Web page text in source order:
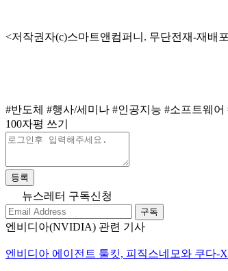
<저작권자(c)스마트앤컴퍼니. 무단전재-재배
#반도체 #행사/세미나 #인공지능 #소프트웨어
100자평 쓰기
등록
뉴스레터 구독신청
구독
엔비디아(NVIDIA) 관련 기사
엔비디아 에이전트 툴킷, 피직스네모와 쿠다-